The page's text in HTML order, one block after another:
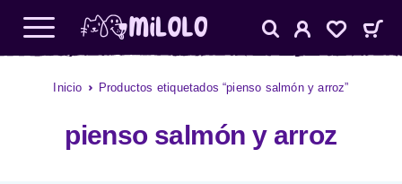
Inicio Productos etiquetados “pienso salmón y arroz”
pienso salmón y arroz